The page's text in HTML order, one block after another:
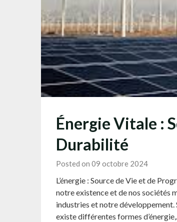
Énergie Vitale :
Durabilité
Posted on 09 octobre 2024
L’énergie : Source de Vie et de
notre existence et de nos sociétés
industries et notre développement.
existe différentes formes